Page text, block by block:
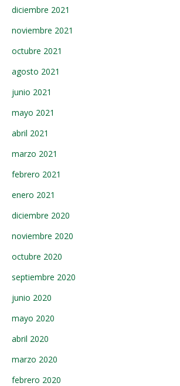
diciembre 2021
noviembre 2021
octubre 2021
agosto 2021
junio 2021
mayo 2021
abril 2021
marzo 2021
febrero 2021
enero 2021
diciembre 2020
noviembre 2020
octubre 2020
septiembre 2020
junio 2020
mayo 2020
abril 2020
marzo 2020
febrero 2020